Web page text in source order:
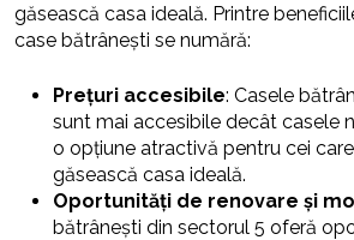
găsească casa ideală. Printre
case bătrânești se numără:
Prețuri accesibile: Casele
sunt mai accesibile decât casele
o opțiune atractivă pentru cei
găsească casa ideală.
Oportunități de renovare și
bătrânești din sectorul 5 oferă